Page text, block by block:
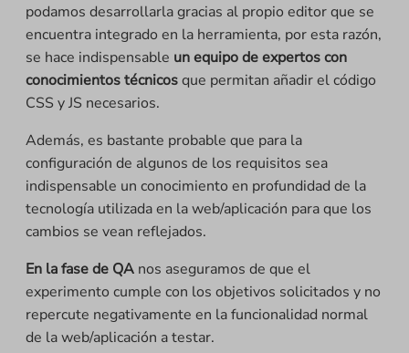
podamos desarrollarla gracias al propio editor que se
encuentra integrado en la herramienta, por esta razón,
se hace indispensable un equipo de expertos con
conocimientos técnicosque permitan añadir el código
CSS y JS necesarios.
Además, es bastante probable que para la
configuración de algunos de los requisitos sea
indispensable un conocimiento en profundidad de la
tecnología utilizada en la web/aplicación para que los
cambios se vean reflejados.
En la fase de QA nos aseguramos de que el
experimento cumple con los objetivos solicitados y no
repercute negativamente en la funcionalidad normal
de la web/aplicación a testar.